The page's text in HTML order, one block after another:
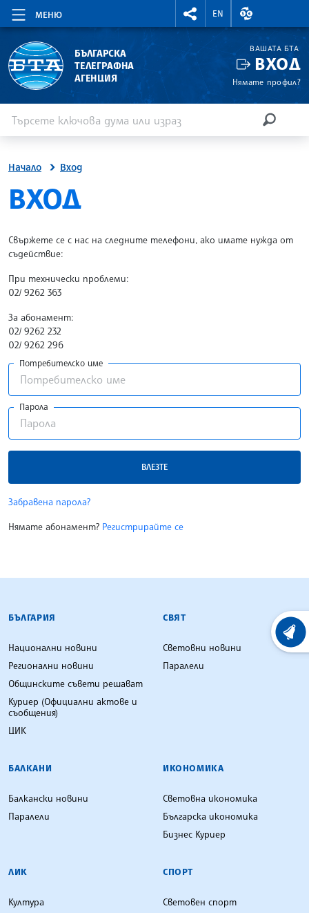
МЕНЮ
RIGHTMENU.SOCIAL
EN
ВАЛУТНИ
БЪЛГАРСКА
ТЕЛЕГРАФНА
АГЕНЦИЯ
ВАШАТА БТА
ВХОД
Нямате профил?
Начало Вход
SITE.BTA
ВХОД
Свържете се с нас на следните телефони, ако имате нужда от
съдействие:
При технически проблеми:
02/ 9262 363
За абонамент:
02/ 9262 232
02/ 9262 296
Потребителско име
Парола
ВЛЕЗТЕ
Забравена парола?
Нямате абонамент? Регистрирайте се
БЪЛГАРСКА ТЕЛЕГРАФНА АГЕНЦИЯ
БЪЛГАРИЯ
Национални новини
Регионални новини
Общинските съвети решават
Куриер (Официални актове и
съобщения)
ЦИК
СВЯТ
Световни новини
Паралели
БАЛКАНИ
Балкански новини
Паралели
ИКОНОМИКА
Световна икономика
Българска икономика
Бизнес Куриер
ЛИК
Култура
СПОРТ
Световен спорт